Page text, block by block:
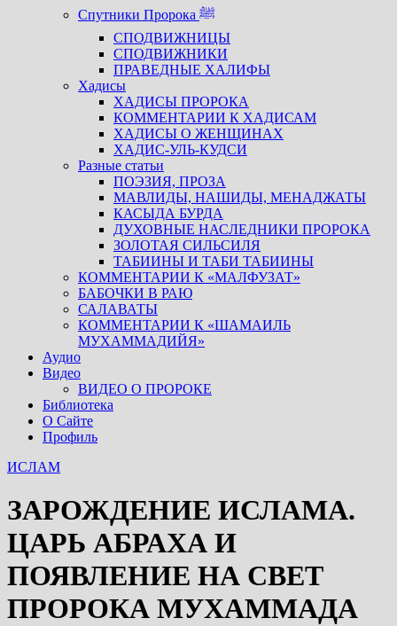
Спутники Пророка ﷺ
СПОДВИЖНИЦЫ
СПОДВИЖНИКИ
ПРАВЕДНЫЕ ХАЛИФЫ
Хадисы
ХАДИСЫ ПРОРОКА
КОММЕНТАРИИ К ХАДИСАМ
ХАДИСЫ О ЖЕНЩИНАХ
ХАДИС-УЛЬ-КУДСИ
Разные статьи
ПОЭЗИЯ, ПРОЗА
МАВЛИДЫ, НАШИДЫ, МЕНАДЖАТЫ
КАСЫДА БУРДА
ДУХОВНЫЕ НАСЛЕДНИКИ ПРОРОКА
ЗОЛОТАЯ СИЛЬСИЛЯ
ТАБИИНЫ И ТАБИ ТАБИИНЫ
КОММЕНТАРИИ К «МАЛФУЗАТ»
БАБОЧКИ В РАЮ
САЛАВАТЫ
КОММЕНТАРИИ К «ШАМАИЛЬ
МУХАММАДИЙЯ»
Аудио
Видео
ВИДЕО О ПРОРОКЕ
Библиотека
О Сайте
Профиль
ИСЛАМ
ЗАРОЖДЕНИЕ ИСЛАМА.
ЦАРЬ АБРАХА И
ПОЯВЛЕНИЕ НА СВЕТ
ПРОРОКА МУХАММАДА